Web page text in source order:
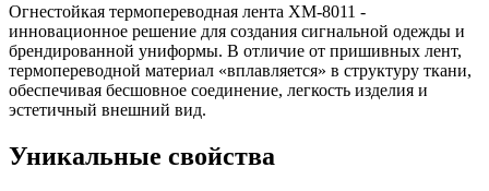
Огнестойкая термопереводная лента XM-8011 -
инновационное решение для создания сигнальной одежды и
брендированной униформы. В отличие от пришивных лент,
термопереводной материал «вплавляется» в структуру ткани,
обеспечивая бесшовное соединение, легкость изделия и
эстетичный внешний вид.
Уникальные свойства